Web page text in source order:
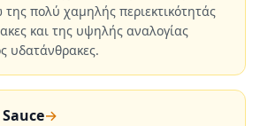
πολύ χαμηλής περιεκτικότητάς
και της υψηλής αναλογίας
υδατάνθρακες.
→